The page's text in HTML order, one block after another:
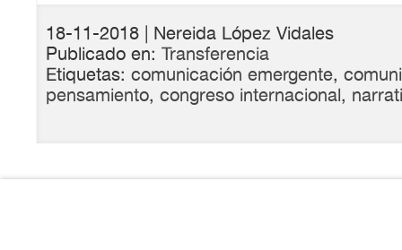
18-11-2018 | Nereida López Vidales
Publicado en: Transferencia
Etiquetas: comunicación emergente,
pensamiento, congreso internacional,